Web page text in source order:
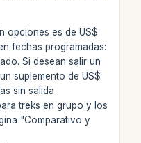
opciones es de US$
fechas programadas:
Si desean salir un
suplemento de US$
sin salida
treks en grupo y los
"Comparativo y